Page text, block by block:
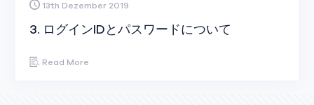
13th Dezember 2019
3. ログインIDとパスワードについて
Read More